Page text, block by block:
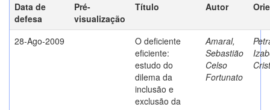
Data de
defesa
Pré-
visualização
Título Autor
28-Ago-2009
O deficiente
eficiente:
estudo do
dilema da
inclusão e
exclusão da
Amaral,
Sebastião
Celso
Fortunato